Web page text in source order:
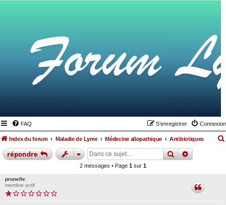
FAQ Connexion
S’enregistrer
Index du forum Maladie de Lyme Médecine allopathique Antibiotiques
répondre rechercher
recherche
2 messages • Page 1 sur 1
prunelle
membre actif